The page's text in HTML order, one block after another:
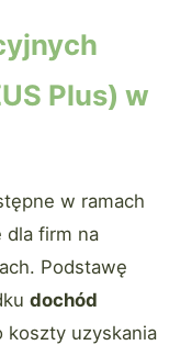
Plus) w
w ramach
dla firm na
Podstawę
dochód
koszty uzyskania